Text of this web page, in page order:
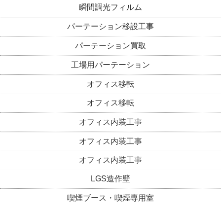
瞬間調光フィルム
パーテーション移設工事
パーテーション買取
工場用パーテーション
オフィス移転
オフィス移転
オフィス内装工事
オフィス内装工事
オフィス内装工事
LGS造作壁
喫煙ブース・喫煙専用室